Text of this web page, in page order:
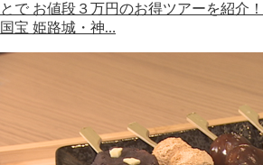
とで お値段３万円のお得ツアーを紹介
国宝 姫路城・神…